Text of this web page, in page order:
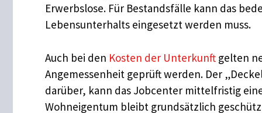
Erwerbslose. Für Bestandsfälle kann das
Lebensunterhalts eingesetzt werden muss.
Auch bei den Kosten der Unterkunft gelten
Angemessenheit geprüft werden. Der
darüber, kann das Jobcenter mittelfristig
Wohneigentum bleibt grundsätzlich